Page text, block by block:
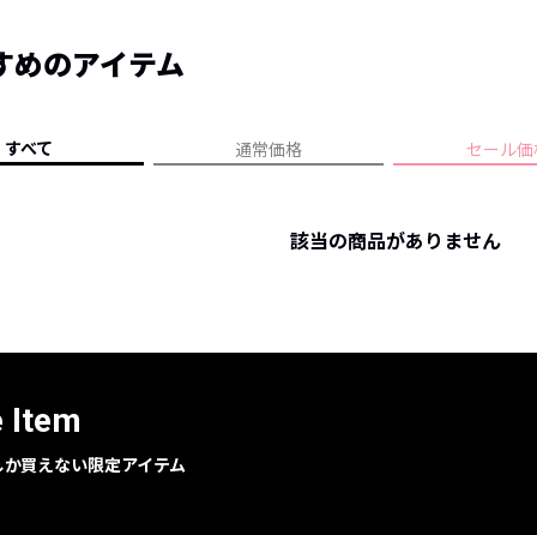
ーデ紹介
人気記事ランキング
フォーカスブランド
プライバシー
めのアイテム
すべて 通常価格 セール価
該当の商品がありません
Item
買えない限定アイテム